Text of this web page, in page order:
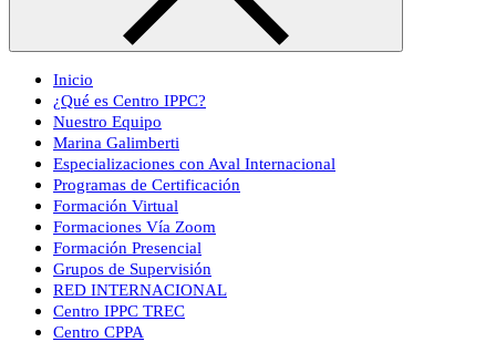
Inicio
¿Qué es Centro IPPC?
Nuestro Equipo
Marina Galimberti
Especializaciones con Aval Internacional
Programas de Certificación
Formación Virtual
Formaciones Vía Zoom
Formación Presencial
Grupos de Supervisión
RED INTERNACIONAL
Centro IPPC TREC
Centro CPPA